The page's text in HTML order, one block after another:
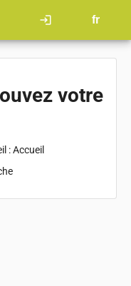
login fr
votre
:Accueil